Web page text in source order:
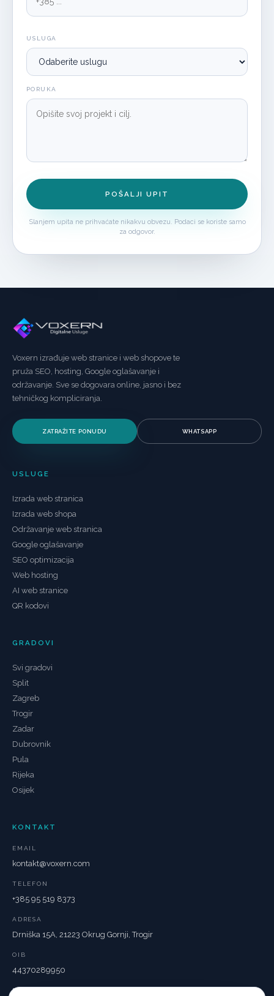
USLUGA
PORUKA
POŠALJI UPIT
Slanjem upita ne prihvaćate nikakvu obvezu. Podaci se koriste samo
za odgovor.
Voxern izrađuje web stranice i web shopove te
pruža SEO, hosting, Google oglašavanje i
održavanje. Sve se dogovara online, jasno i bez
tehničkog kompliciranja.
ZATRAŽITE PONUDU WHATSAPP
USLUGE
Izrada web stranica
Izrada web shopa
Održavanje web stranica
Google oglašavanje
SEO optimizacija
Web hosting
AI web stranice
QR kodovi
GRADOVI
Svi gradovi
Split
Zagreb
Trogir
Zadar
Dubrovnik
Pula
Rijeka
Osijek
KONTAKT
EMAIL
kontakt@voxern.com
TELEFON
+385 95 519 8373
ADRESA
Drniška 15A, 21223 Okrug Gornji, Trogir
OIB
44370289950
ROK IZRADE